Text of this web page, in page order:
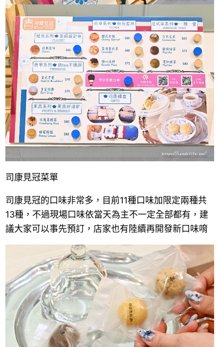
司康見冠菜單
司康見冠的口味非常多，目前11種口味加限定兩種共
13種，不過現場口味依當天為主不一定全部都有，建
議大家可以事先預訂，店家也有陸續再開發新口味唷